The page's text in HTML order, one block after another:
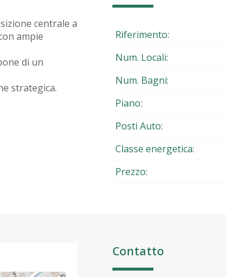
centrale a
ampie
di un
strategica.
Riferimento:
Num. Locali:
Num. Bagni:
Piano:
Posti Auto:
Classe energetica:
Prezzo:
Contatto